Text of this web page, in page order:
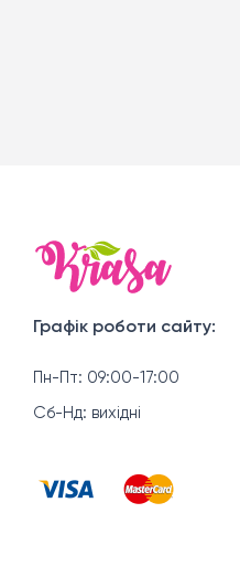
Графік роботи сайту:
Пн-Пт: 09:00-17:00
Сб-Нд: вихідні